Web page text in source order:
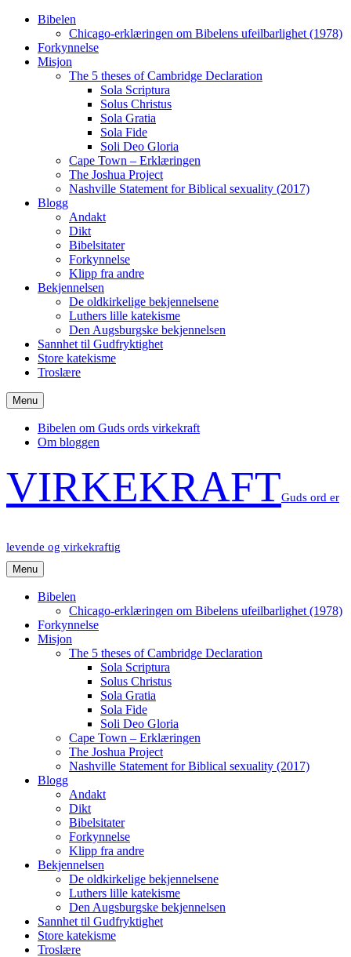
Skip
content
Bibelen
Chicago-erklæringen om Bibelens ufeilbarlighet (1978)
Forkynnelse
Misjon
The 5 theses of Cambridge Declaration
Sola Scriptura
Solus Christus
Sola Gratia
Sola Fide
Soli Deo Gloria
Cape Town – Erklæringen
The Joshua Project
Nashville Statement for Biblical sexuality (2017)
Blogg
Andakt
Dikt
Bibelsitater
Forkynnelse
Klipp fra andre
Bekjennelsen
De oldkirkelige bekjennelsene
Luthers lille katekisme
Den Augsburgske bekjennelsen
Sannhet til Gudfryktighet
Store katekisme
Troslære
Menu
Bibelen om Guds ords virkekraft
Om bloggen
VIRKEKRAFTGuds ord er
levende og virkekraftig
Menu
Bibelen
Chicago-erklæringen om Bibelens ufeilbarlighet (1978)
Forkynnelse
Misjon
The 5 theses of Cambridge Declaration
Sola Scriptura
Solus Christus
Sola Gratia
Sola Fide
Soli Deo Gloria
Cape Town – Erklæringen
The Joshua Project
Nashville Statement for Biblical sexuality (2017)
Blogg
Andakt
Dikt
Bibelsitater
Forkynnelse
Klipp fra andre
Bekjennelsen
De oldkirkelige bekjennelsene
Luthers lille katekisme
Den Augsburgske bekjennelsen
Sannhet til Gudfryktighet
Store katekisme
Troslære